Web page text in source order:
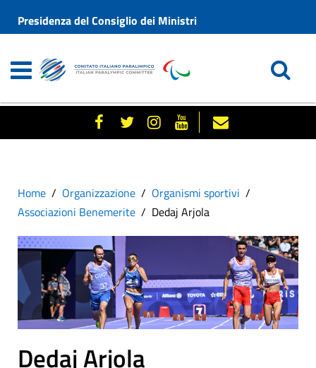
Presidenza del Consiglio dei Ministri
Home Organizzazione
Organismi sportivi
Associazioni Benemerite
Dedaj Arjola
Dedaj Arjola